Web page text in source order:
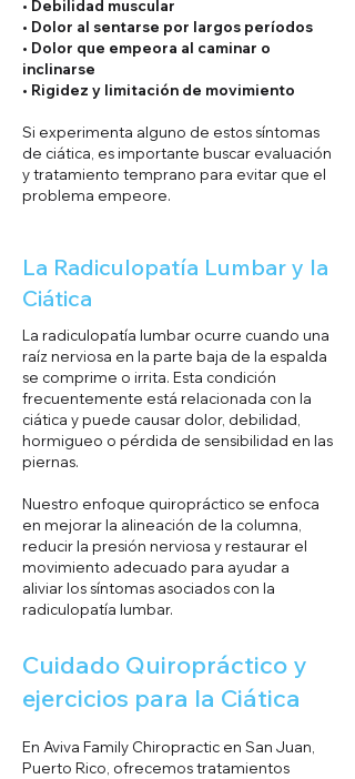
• Debilidad muscular
• Dolor al sentarse por largos períodos
• Dolor que empeora al caminar o
inclinarse
• Rigidez y limitación de movimiento
Si experimenta alguno de estos síntomas
de ciática, es importante buscar evaluación
y tratamiento temprano para evitar que el
problema empeore.
La Radiculopatía Lumbar y la
Ciática
La radiculopatía lumbar ocurre cuando una
raíz nerviosa en la parte baja de la espalda
se comprime o irrita. Esta condición
frecuentemente está relacionada con la
ciática y puede causar dolor, debilidad,
hormigueo o pérdida de sensibilidad en las
piernas.
Nuestro enfoque quiropráctico se enfoca
en mejorar la alineación de la columna,
reducir la presión nerviosa y restaurar el
movimiento adecuado para ayudar a
aliviar los síntomas asociados con la
radiculopatía lumbar.
Cuidado Quiropráctico y
ejercicios para la Ciática
En Aviva Family Chiropractic en San Juan,
Puerto Rico, ofrecemos tratamientos